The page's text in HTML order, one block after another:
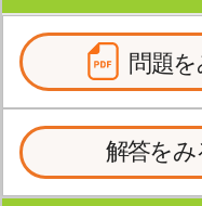
問題を
解答をみ